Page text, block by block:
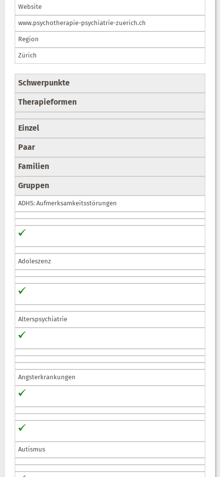
Website
www.psychotherapie-psychiatrie-zuerich.ch
Region
Zürich
Schwerpunkte
Therapieformen
Einzel
Paar
Familien
Gruppen
ADHS: Aufmerksamkeitsstörungen
Adoleszenz
Alterspsychiatrie
Angsterkrankungen
Autismus